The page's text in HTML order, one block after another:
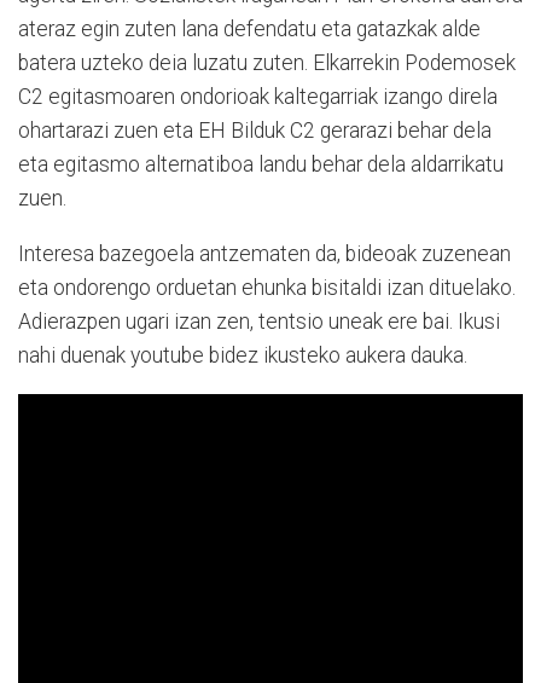
ateraz egin zuten lana defendatu eta gatazkak alde
batera uzteko deia luzatu zuten. Elkarrekin Podemosek
C2 egitasmoaren ondorioak kaltegarriak izango direla
ohartarazi zuen eta EH Bilduk C2 gerarazi behar dela
eta egitasmo alternatiboa landu behar dela aldarrikatu
zuen.
Interesa bazegoela antzematen da, bideoak zuzenean
eta ondorengo orduetan ehunka bisitaldi izan dituelako.
Adierazpen ugari izan zen, tentsio uneak ere bai. Ikusi
nahi duenak youtube bidez ikusteko aukera dauka.